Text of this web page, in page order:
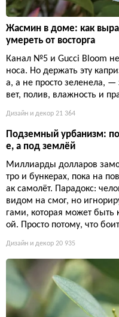
Жасмин в доме: как
умереть от восторга
Канал №5 и Gucci Bloom
носа. Но держать эту
а, а не просто зеленела, —
вет, полив, влажность и
Дизайн и декор 21 364
Подземный урбанизм:
е, а под землёй
Миллиарды долларов
тро и бункерах, пока на
ак самолёт. Парадокс:
видом на смог, но
гами, которая может быть
ой. Просто потому, что
Дизайн и декор 20 935